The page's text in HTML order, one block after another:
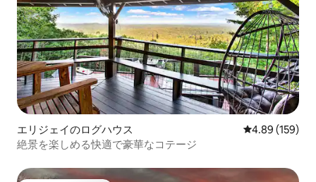
エリジェイのログハウス レビュー159
4.89 (159)
絶景を楽しめる快適で豪華なコテージ